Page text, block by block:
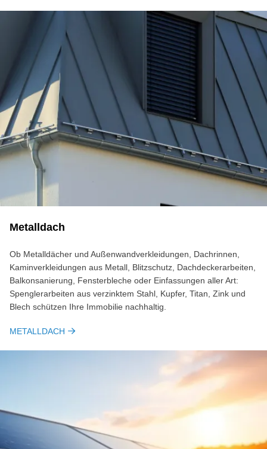
Metalldach
Ob Metalldächer und Außenwandverkleidungen, Dachrinnen,
Kaminverkleidungen aus Metall, Blitzschutz, Dachdeckerarbeiten,
Balkonsanierung, Fensterbleche oder Einfassungen aller Art:
Spenglerarbeiten aus verzinktem Stahl, Kupfer, Titan, Zink und
Blech schützen Ihre Immobilie nachhaltig.
METALLDACH